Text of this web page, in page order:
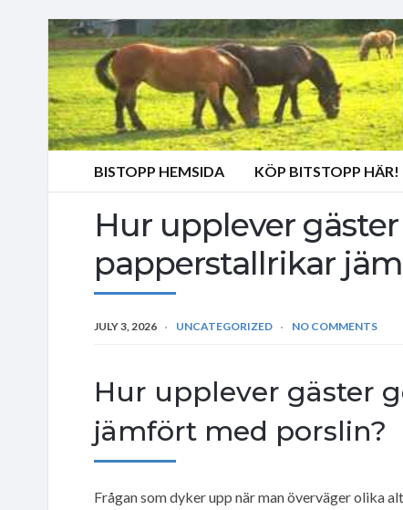
BISTOPP HEMSIDA KÖP BITSTOPP HÄR!
Hur upplever
papperstallrikar
JULY 3, 2026 UNCATEGORIZED NO COMMENTS
Hur upplever gäster
jämfört med porslin?
Frågan som dyker upp när man överväger olika